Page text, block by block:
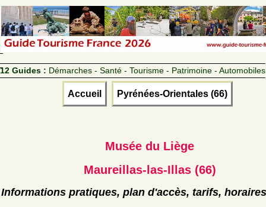
12 Guides : Démarches - Santé - Tourisme - Patrimoine - Automobiles
Accueil Pyrénées-Orientales (66)
Musée du Liège
Maureillas-las-Illas (66)
Informations pratiques, plan d'accès, tarifs, horaires